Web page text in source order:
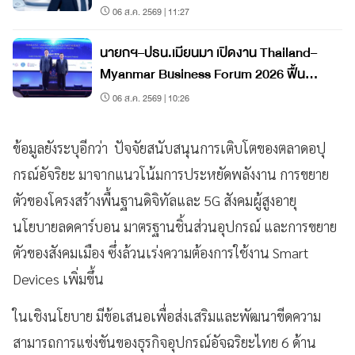
06 ส.ค. 2569 | 11:27
นายกฯ–ปธน.เมียนมา เปิดงาน Thailand–
Myanmar Business Forum 2026 ฟื้น
เศรษฐกิจชายแดน
06 ส.ค. 2569 | 10:26
ข้อมูลยังระบุอีกว่า ปัจจัยสนับสนุนการเติบโตของตลาดอปุ
กรณ์อัจริยะ มาจากแนวโน้มการประหยัดพลังงาน การขยาย
ตัวของโครงสร้างพื้นฐานดิจิทัลและ 5G สังคมผู้สูงอายุ
นโยบายลดคาร์บอน มาตรฐานชิ้นส่วนอุปกรณ์ และการขยาย
ตัวของสังคมเมือง ซึ่งล้วนเร่งความต้องการใช้งาน Smart
Devices เพิ่มขึ้น
ในเชิงนโยบาย มีข้อเสนอเพื่อส่งเสริมและพัฒนาขีดความ
สามารถการแข่งขันของธุรกิจอุปกรณ์อัจฉริยะไทย 6 ด้าน